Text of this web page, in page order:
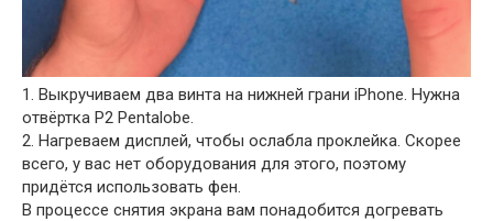
1. Выкручиваем два винта на нижней грани iPhone. Нужна
отвёртка P2 Pentalobe.
2. Нагреваем дисплей, чтобы ослабла проклейка. Скорее
всего, у вас нет оборудования для этого, поэтому
придётся использовать фен.
В процессе снятия экрана вам понадобится догревать